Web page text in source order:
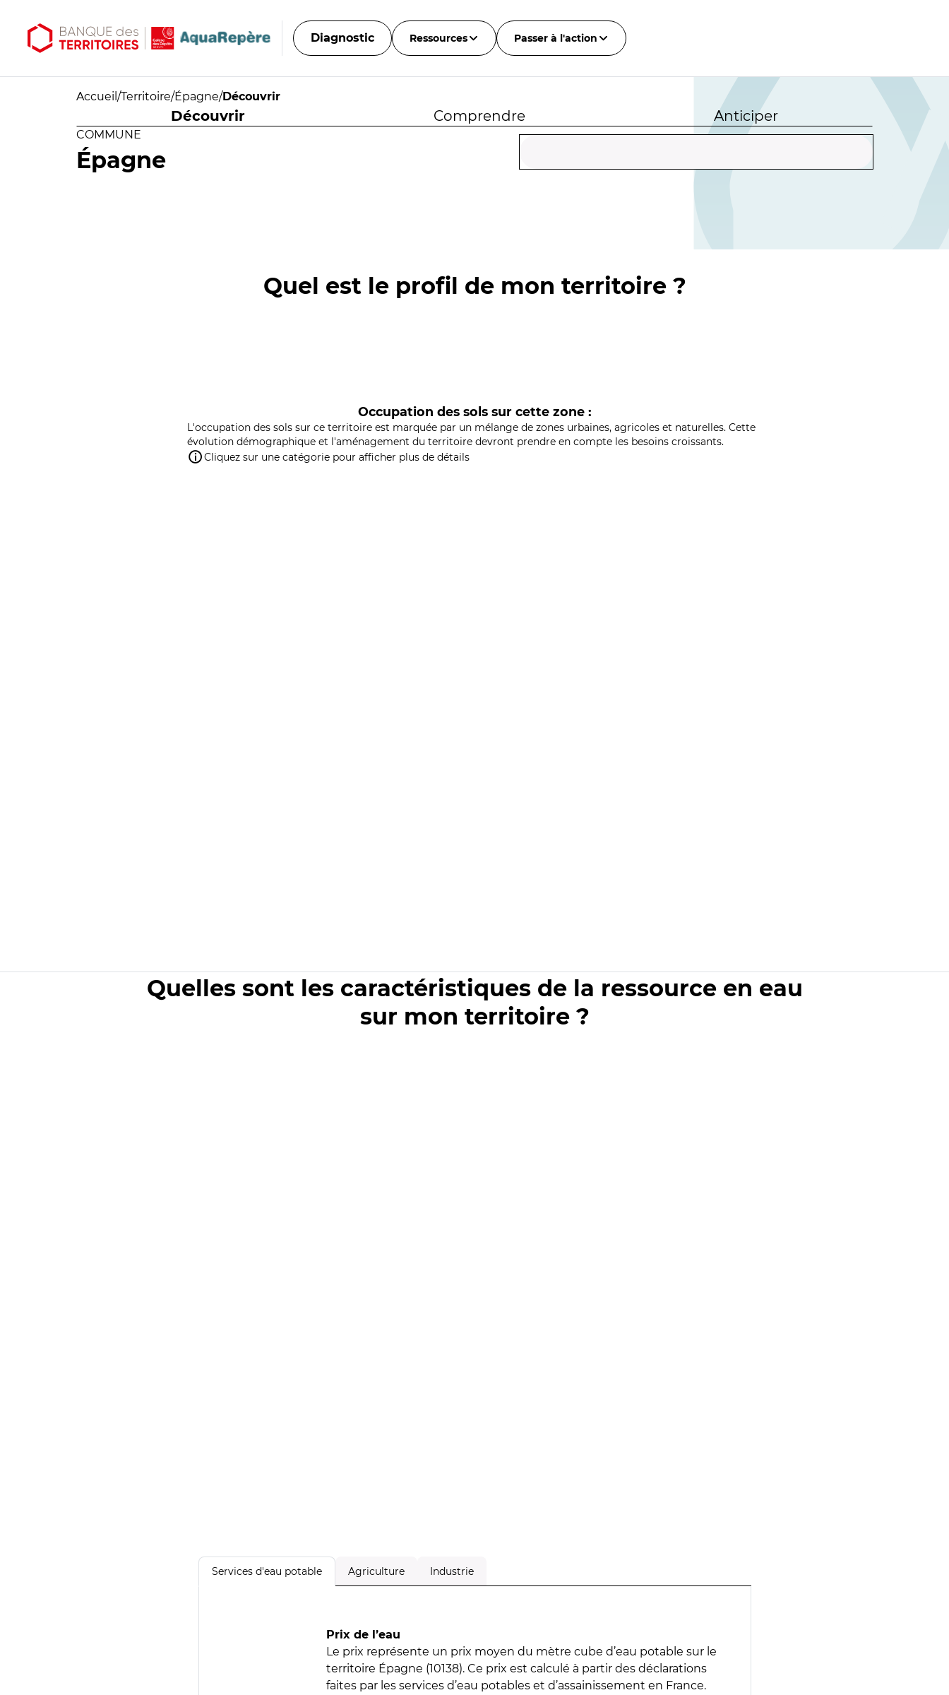
Diagnostic Ressources Passer à l'action
Accueil /Territoire/Épagne/Découvrir
Découvrir Comprendre Anticiper
COMMUNE
Épagne
Quel est le profil de mon territoire ?
Occupation des sols sur cette zone :
L'occupation des sols sur ce territoire est marquée par un mélange de zones urbaines, agricoles et naturelles. Cette
évolution démographique et l'aménagement du territoire devront prendre en compte les besoins croissants.
Cliquez sur une catégorie pour afficher plus de détails
Quelles sont les caractéristiques de la ressource en eau
sur mon territoire ?
Services d'eau potable Agriculture Industrie
Prix de l’eau
Le prix représente un prix moyen du mètre cube d’eau potable sur le
territoire Épagne (10138). Ce prix est calculé à partir des déclarations
faites par les services d’eau potables et d’assainissement en France.